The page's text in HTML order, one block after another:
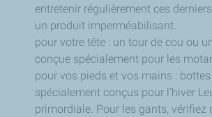
entretenir régulièrement ces
un produit imperméabilisant.
pour votre tête : un tour de cou ou
conçue spécialement pour les
pour vos pieds et vos mains :
spécialement conçus pour l’hiver
primordiale. Pour les gants, vérifiez